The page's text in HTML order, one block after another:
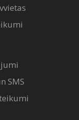
SMS